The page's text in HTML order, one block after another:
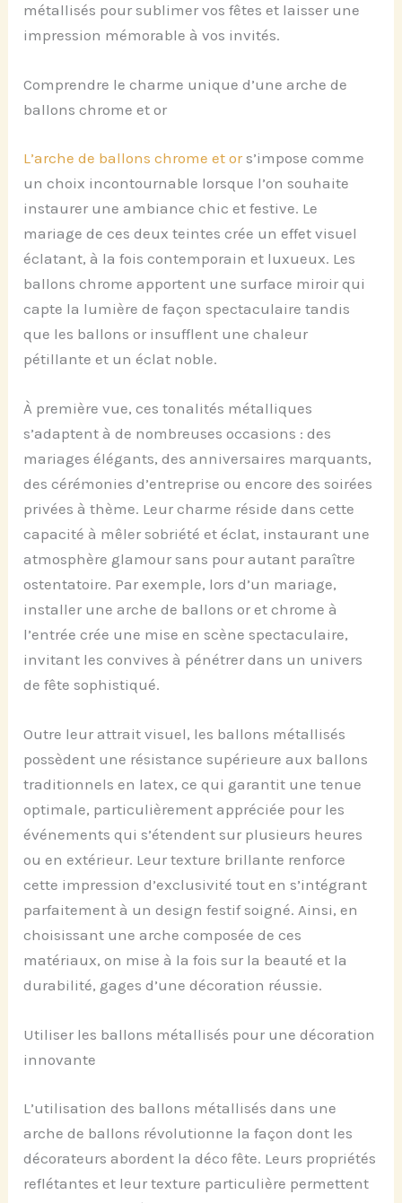
métallisés pour sublimer vos fêtes et laisser une
impression mémorable à vos invités.
Comprendre le charme unique d’une arche de
ballons chrome et or
L’arche de ballons chrome et ors’impose comme
un choix incontournable lorsque l’on souhaite
instaurer une ambiance chic et festive. Le
mariage de ces deux teintes crée un effet visuel
éclatant, à la fois contemporain et luxueux. Les
ballons chrome apportent une surface miroir qui
capte la lumière de façon spectaculaire tandis
que les ballons or insufflent une chaleur
pétillante et un éclat noble.
À première vue, ces tonalités métalliques
s’adaptent à de nombreuses occasions : des
mariages élégants, des anniversaires marquants,
des cérémonies d’entreprise ou encore des soirées
privées à thème. Leur charme réside dans cette
capacité à mêler sobriété et éclat, instaurant une
atmosphère glamour sans pour autant paraître
ostentatoire. Par exemple, lors d’un mariage,
installer une arche de ballons or et chrome à
l’entrée crée une mise en scène spectaculaire,
invitant les convives à pénétrer dans un univers
de fête sophistiqué.
Outre leur attrait visuel, les ballons métallisés
possèdent une résistance supérieure aux ballons
traditionnels en latex, ce qui garantit une tenue
optimale, particulièrement appréciée pour les
événements qui s’étendent sur plusieurs heures
ou en extérieur. Leur texture brillante renforce
cette impression d’exclusivité tout en s’intégrant
parfaitement à un design festif soigné. Ainsi, en
choisissant une arche composée de ces
matériaux, on mise à la fois sur la beauté et la
durabilité, gages d’une décoration réussie.
Utiliser les ballons métallisés pour une décoration
innovante
L’utilisation des ballons métallisés dans une
arche de ballons révolutionne la façon dont les
décorateurs abordent la déco fête. Leurs propriétés
reflétantes et leur texture particulière permettent